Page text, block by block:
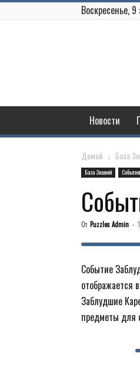
Воскресенье, 9
Новости
Домой База
База Знаний События
От Puzzles Admin -
Событие
отображается
Заблудшие
предметы для